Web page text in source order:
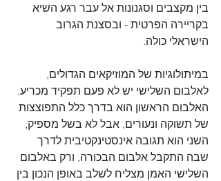
בין מקצבים וסגנונות אל עבר רגע השיא
בקריירה הפרטית - ובסצנת הגרוב
הישראלי כולה.
במיתולוגיות של המוזיקאים הגדולים,
לאלבום השלישי יש לא פעם תפקיד מכריע.
האלבום הראשון הוא בדרך כלל התפוצצות
של תשוקה ונעורים, אבל לא בשל מספיק,
השני הוא תגובה אינסטינקטיבית לדרך
שבה התקבל אלבום הבכורה, ורק באלבום
השלישי האמן מצליח לשלב באופן הנכון בין